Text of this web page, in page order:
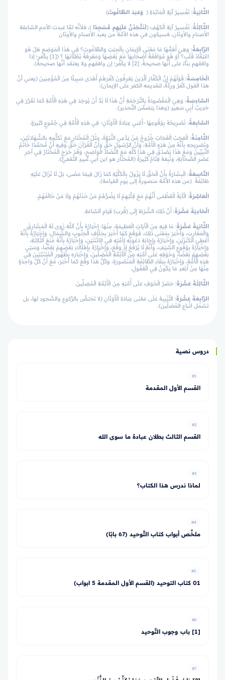
الثَّانِيَةُ: تَفْسِيرُ آيَةِ الْمَائِدَةِ ﴿ وَعَبَدَ الطَّاغُوتَ﴾
الثَّالِثَةُ: تَفْسِيرُ آيَةِ الْكَهْفِ ﴿لَنَتَّخِذَنَّ عَلَيْهِم مَّسْجِدًا ﴾، فلأنَّه لمَّا عَبدت الأمم السَّابقة
الأصنام والأوثان، فسيكون في هذه الأمَّة من يعبد الأصنام والأوثان
الرَّابِعَةُ: وَهِيَ أَهَمُّهَا مَا مَعْنَى الْإِيمَانِ بِالْجِبْتِ وَالطَّاغُوتِ؟ فِي هَذَا الْمَوْضِعِ هَلْ هُوَ
اعْتِقَادُ قَلْبٍ؟ أَوْ هُوَ مُوَافَقَةُ أَصْحَابِهَا مَعَ بَعْضِهَا وَمَعْرِفَةُ بُطْلَانِهَا ؟ ([1] يكفر؛ إذا
وافقهم بناءً على أنَّها صحيحةٌ. [2] لا يكفر؛ إن وافقهم ولا يعتقد أنَّها صحيحةٌ).
الْخَامِسَةُ: قَوْلُهُمْ إِنَّ الْكُفَّارَ اَلَّذِينَ يَعْرِفُونَ كُفْرَهُمْ أَهْدَى سَبِيلًا مِنَ الْمُؤْمِنِينَ (يعني أنَّ
هذا القول كُفرٌ ورِدَّةٌ، لتقديمه الكفر على الإيمان).
السَّادِسَةُ: وَهِيَ الْمَقْصُودَةُ بِالتَّرْجَمَةِ أَنَّ هَذَا لَا بُدَّ أَنْ يُوجَدَ فِي هَذِهِ الْأُمَّةِ كَمَا تَقَرَّرَ فِي
حَدِيثِ أَبِي سَعِيدٍ (وهذا يتضمَّن التَّحذير).
السَّابِعَةُ: تَصْرِيحُهُ بِوُقُوعِهَا -أَعْنِي عِبَادَةَ الْأَوْثَانِ- فِي هَذِهِ الْأُمَّةِ فِي جُمُوعٍ كَثِيرَةٍ.
الثَّامِنَةُ: الْعَجَبُ الْعُجَابُ خُرُوجُ مَنْ يَدَّعِي النُّبُوَّةَ، مِثْلُ الْمُخْتَارِ مَعَ تَكَلُّمِهِ بِالشَّهَادَتَيْنِ،
وَتَصْرِيحِهِ بِأَنَّهُ مِنْ هَذِهِ الْأُمَّةِ، وَأَنَّ الرَّسُولَ حَقٌّ وَأَنَّ الْقُرْآنَ حَقٌّ وَفِيهِ أَنَّ مُحَمَّدًا خَاتَمُ
النَّبِيِّينَ وَمَعَ هَذَا يَصْدُقُ فِي هَذَا كُلِّهِ مَعَ التَّضَادِّ الْوَاضِحِ، وَقَدْ خَرَجَ الْمُخْتَارُ فِي آخِرِ
عَصْرِ الصَّحَابَةِ، وَتَبِعَهُ فِئَامٌ كَثِيرَةٌ (المُختار هو ابن أبي عُبيدٍ الثَّقفيُّ).
التَّاسِعَةُ: الْبِشَارَةُ بِأَنَّ الْحَقَّ لَا يَزُولُ بِالْكُلِّيَّةِ كَمَا زَالَ فِيمَا مَضَى، بَلْ لَا تَزَالُ عَلَيْهِ
طَائِفَةٌ (من هذه الأمَّة منصورةً إلى يوم القيامة).
الْعَاشِرَةُ: الْآيَةُ الْعُظْمَى أَنَّهُمْ مَعَ قِلَّتِهِمْ لَا يَضُرُّهُمْ مَنْ خَذَلَهُمْ وَلَا مَنْ خَالَفَهُمْ.
الْحَادِيَةَ عَشْرَةَ: أَنَّ ذَلِكَ الشَّرْطَ إِلَى (قُرب) قِيَامِ اَلسَّاعَةِ.
الثَّانِيَةَ عَشْرَةَ: مَا فِيهِ مِنَ الْآيَاتِ الْعَظِيمَةِ، مِنْهَا: إِخْبَارُهُ بِأَنَّ اَللَّهَ زَوَى لَهُ الْمَشَارِقَ
وَالْمَغَارِبَ، وَأَخْبَرَ بِمَعْنَى ذَلِكَ، فَوَقَعَ كَمَا أَخْبَرَ بِخِلَافِ الْجَنُوبِ وَالشَّمَالِ، وَإِخْبَارُهُ بِأَنَّهُ
أُعْطِيَ الْكَنْزَيْنِ، وَإِخْبَارُهُ بِإِجَابَةِ دَعْوَتِهِ لِأُمَّتِهِ فِي الِاثْنَتَيْنِ، وَإِخْبَارُهُ بِأَنَّهُ مَنَعَ الثَّالِثَةِ،
وَإِخْبَارُهُ بِوُقُوعِ السَّيْفِ، وَأَنَّهُ لَا يُرْفَعُ إِذْ وَقَعَ، وَإِخْبَارُهُ بِإِهْلَاكِ بَعْضِهِمْ بَعْضًا، وَسَبْيِ
بَعْضِهِمْ بَعْضًا، وَخَوْفِهِ عَلَى أُمَّتِهِ مِنَ الْأَئِمَّةِ الْمُضِلِّينَ، وَإِخْبَاره بِظُهُورِ الْمُتَنَبِّئِينَ فِي
هَذِهِ الْأُمَّةِ، وَإِخْبَارُهُ بِبَقَاءِ الطَّائِفَةِ الْمَنْصُورَةِ، وَكُلُّ هَذَا وَقَعَ كَمَا أَخْبَرَ، مَعَ أَنَّ كُلَّ وَاحِدَةٍ
مِنْهَا مِنْ أَبْعَدِ مَا يَكُونُ فِي الْعُقُولِ.
الثَّالِثَةَ عَشْرَةَ: حَصْرُ الْخَوْفِ عَلَى أُمَّتِهِ مِنَ الْأَئِمَّةِ الْمُضِلِّينَ.
الرَّابِعَةَ عَشْرَةَ: التَّنْبِيهُ عَلَى مَعْنَى عِبَادَةِ الْأَوْثَانِ (لا تختصُّ بالرُّكوع والسُّجود لها، بل
تشمل اتِّباع المُضلِّين).
دروس نصية
#1
القسم الأول المقدمة
#2
القسم الثالث بطلان عبادة ما سوى الله
#3
لماذا ندرس هذا الكتاب؟
#4
ملخَّص أبواب كتاب التَّوحيد (67 بابًا)
#5
01 كتاب التوحيد (القسم الأول المقدمة 5 ابواب)
#6
[1] باب وجوب التَّوحيد
#7